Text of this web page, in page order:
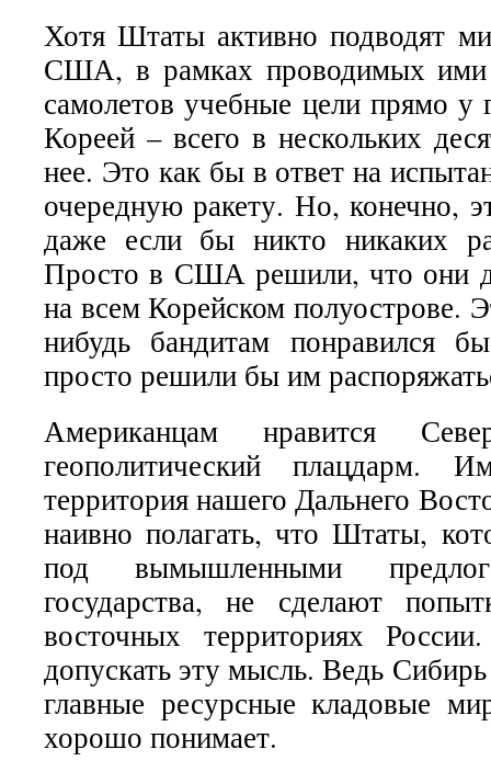
Хотя Штаты активно подводят
США, в рамках проводимых ими
самолетов учебные цели прямо у
Кореей – всего в нескольких
нее. Это как бы в ответ на
очередную ракету. Но, конечно,
даже если бы никто никаких
Просто в США решили, что они
на всем Корейском полуострове.
нибудь бандитам
просто решили бы им
Американцам нравится
геополитический плацдарм.
территория нашего Дальнего
наивно полагать, что Штаты,
под вымышленными
государства, не сделают
восточных территориях
допускать эту мысль. Ведь
главные ресурсные кладовые
хорошо понимает.